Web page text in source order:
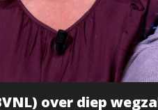
over diep